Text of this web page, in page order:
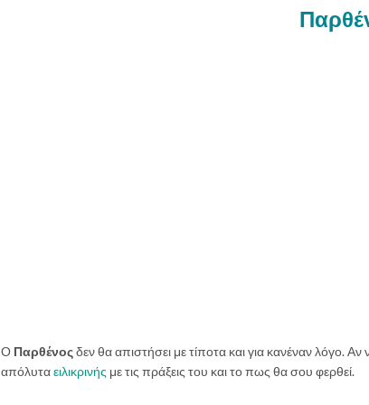
Ο Παρθένοςδεν θα απιστήσει με τίποτα και για κανέναν λόγο. Αν
απόλυταειλικρινής με τις πράξεις του και το πως θα σου φερθεί.